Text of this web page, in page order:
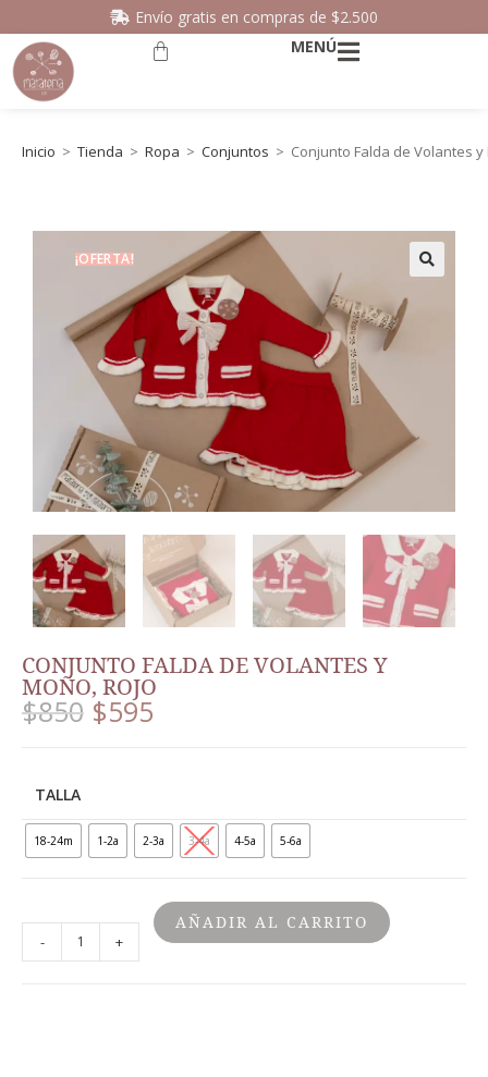
Envío gratis en compras de $2.500
MENÚ
Inicio > Tienda > Ropa > Conjuntos > Conjunto Falda de Volantes y
¡OFERTA!
CONJUNTO FALDA DE VOLANTES Y
MOÑO, ROJO
$850 $595
TALLA
18-24m 1-2a 2-3a 3-4a 4-5a 5-6a
- +
AÑADIR AL CARRITO